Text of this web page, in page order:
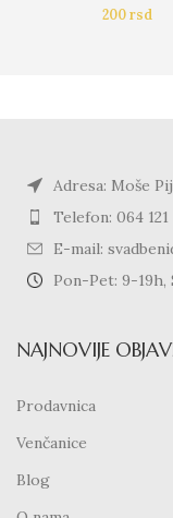
200rsd
Adresa: Moše
Telefon: 064 121
E-mail:
Pon-Pet: 9-19h,
NAJNOVIJE
Prodavnica
Venčanice
Blog